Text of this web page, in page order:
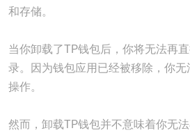
和存储。
当你卸载了TP钱包后，你将无法再
录。因为钱包应用已经被移除，你
操作。
然而，卸载TP钱包并不意味着你无